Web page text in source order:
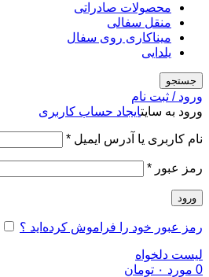
محصولات صادراتی
منقل سفالی
میناکاری روی سفال
یلدایی
جستجو
ورود / ثبت نام
ورود به سایتایجاد حساب کاربری
نام کاربری یا آدرس ایمیل *الزامی
رمز عبور *الزامی
ورود
رمز عبور خود را فراموش کرده‌اید ؟
لیست دلخواه
0 مورد ۰ تومان